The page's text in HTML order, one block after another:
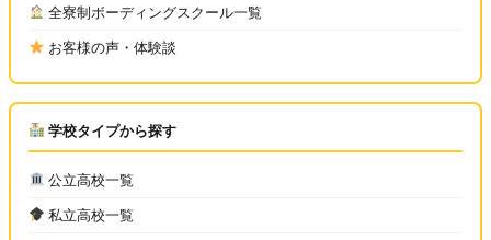
全寮制ボーディングスクール一覧
お客様の声・体験談
学校タイプから探す
公立高校一覧
私立高校一覧